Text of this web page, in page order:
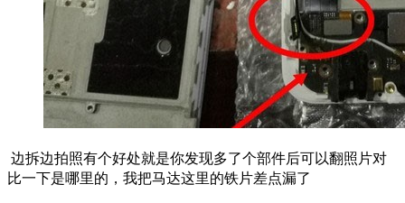
边拆边拍照有个好处就是你发现多了个部件后可以翻照片对
比一下是哪里的，我把马达这里的铁片差点漏了